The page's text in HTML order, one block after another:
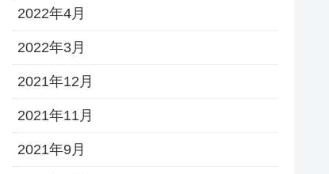
2022年4月
2022年3月
2021年12月
2021年11月
2021年9月